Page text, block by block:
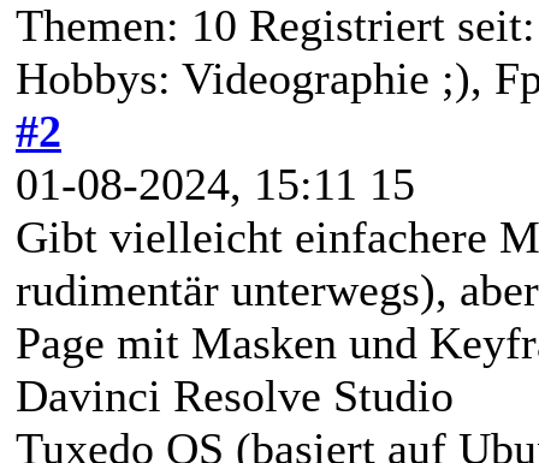
Themen: 10 Registriert
Hobbys: Videographie ;),
#2
01-08-2024, 15:11 15
Gibt vielleicht einfachere
rudimentär unterwegs),
Page mit Masken und
Davinci Resolve Studio
Tuxedo OS (basiert auf